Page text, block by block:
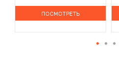
ПОСМОТРЕТЬ